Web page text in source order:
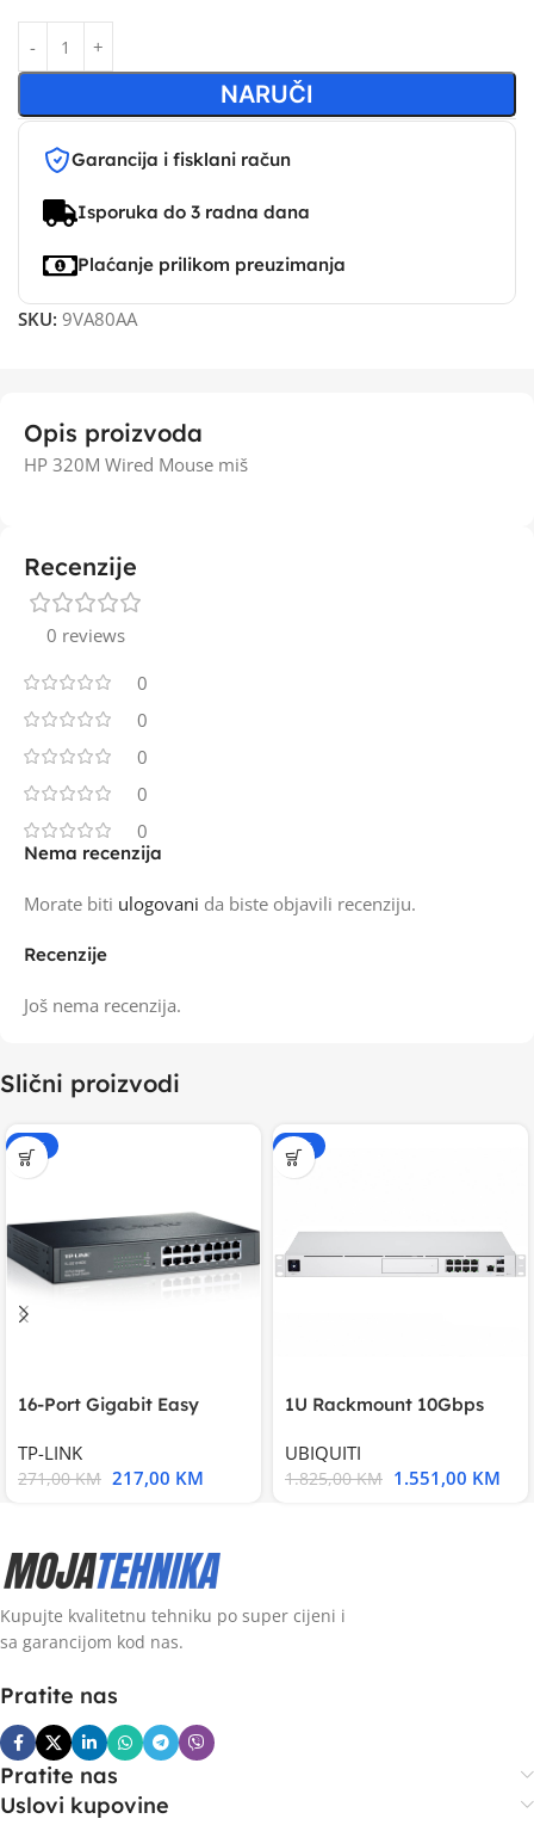
NARUČI
Garancija i fisklani račun
Isporuka do 3 radna dana
Plaćanje prilikom preuzimanja
SKU: 9VA80AA
Opis proizvoda
HP 320M Wired Mouse miš
Recenzije
0 reviews
0
0
0
0
0
Recenzije
Još nema recenzija.
Nema recenzija
Morate biti ulogovani da biste objavili recenziju.
Slični proizvodi
-20%
16-Port Gigabit Easy
TP-LINK
271,00KM 217,00 KM
-15%
1U Rackmount 10Gbps
UBIQUITI
1.825,00KM 1.551,00 KM
Kupujte kvalitetnu tehniku po super cijeni i
sa garancijom kod nas.
Pratite nas
Pratite nas
Uslovi kupovine